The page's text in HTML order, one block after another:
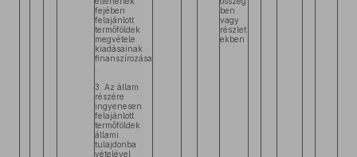
fejében
felajánlott
termőföldek
megvétele
kiadásainak
finanszírozása
3. Az állam
részére
ingyenesen
felajánlott
termőföldek
állami
tulajdonba
vételével
ben
vagy
részlet
ekben